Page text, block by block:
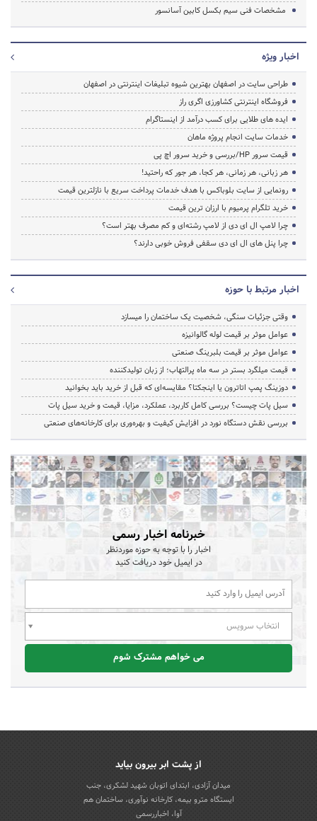
مشخصات فنی سیم بکسل کابین آسانسور
اخبار ویژه
طراحی سایت در اصفهان بهترین شیوه تبلیغات اینترنتی در اصفهان
فروشگاه اینترنتی کشاورزی اگری راز
ایده های طلایی برای کسب درآمد از اینستاگرام
خدمات سایت انجام پروژه ماهان
قیمت سرور HP/بررسی و خرید سرور اچ پی
هر زبانی، هر زمانی، هر کجا، هر جور که راحتید!
رونمایی از سایت بلوباکس با هدف خدمات پرداخت سریع با نازلترین قیمت
خرید تلگرام پرمیوم با ارزان ترین قیمت
چرا لامپ ال ای دی از لامپ رشته‌ای و کم مصرف بهتر است؟
چرا پنل های ال ای دی سقفی فروش خوبی دارند؟
اخبار مرتبط با حوزه
وقتی جزئیات سنگی، شخصیت یک ساختمان را میسازد
عوامل موثر بر قیمت لوله گالوانیزه
عوامل موثر بر قیمت بلبرینگ صنعتی
قیمت میلگرد بستر در سه ماه پرالتهاب؛ از زبان تولیدکننده
دوزینگ پمپ اتاترون یا اینجکتا؟ مقایسه‌ای که قبل از خرید باید بخوانید
سیل پات چیست؟ بررسی کامل کاربرد، عملکرد، مزایا، قیمت و خرید سیل پات
بررسی نقش دستگاه نورد در افزایش کیفیت و بهره‌وری برای کارخانه‌های صنعتی
خبرنامه اخبار رسمی
اخبار را با توجه به حوزه موردنظر
در ایمیل خود دریافت کنید
انتخاب سرویس
می خواهم مشترک شوم
از پشت ابر بیرون بیاید
میدان آزادی، ابتدای اتوبان شهید لشکری، جنب
ایستگاه مترو بیمه، کارخانه نوآوری، ساختمان هم
آوا، اخباررسمی